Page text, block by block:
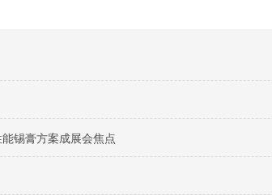
锡膏方案成展会焦点